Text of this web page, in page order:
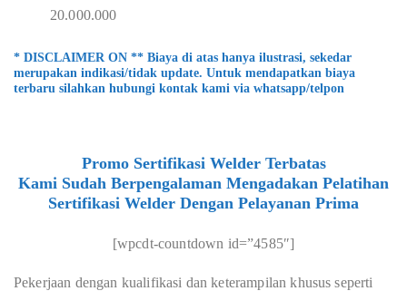
20.000.000
* DISCLAIMER ON ** Biaya di atas hanya ilustrasi, sekedar
merupakan indikasi/tidak update. Untuk mendapatkan biaya
terbaru silahkan hubungi kontak kami via whatsapp/telpon
Promo Sertifikasi Welder Terbatas
Kami Sudah Berpengalaman Mengadakan Pelatihan
Sertifikasi Welder Dengan Pelayanan Prima
[wpcdt-countdown id=”4585″]
Pekerjaan dengan kualifikasi dan keterampilan khusus seperti